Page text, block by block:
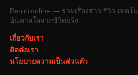
Rerun.online — รวมเรื่องราว รีวิว เทค
บันดาลใจจากชีวิตจริง
เกี่ยวกับเรา
ติดต่อเรา
นโยบายความเป็นส่วนตัว